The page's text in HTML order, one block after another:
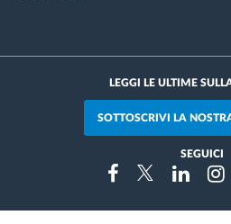
LEGGI LE ULTIME
SOTTOSCRIVI LA
SEGUICI
FacebookTwitterLinkedin